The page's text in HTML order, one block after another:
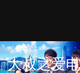
大叔之爱